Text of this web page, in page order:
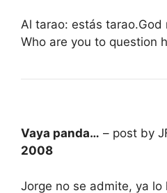
Al tarao: estás tarao.God
Who are you to question
Vaya panda… – post by
2008
Jorge no se admite, ya lo